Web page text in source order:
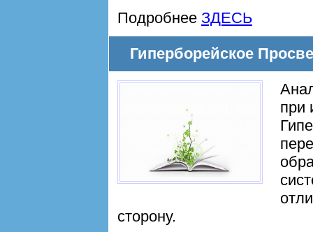
Подробнее ЗДЕСЬ
Гиперборейское
при
сторону.